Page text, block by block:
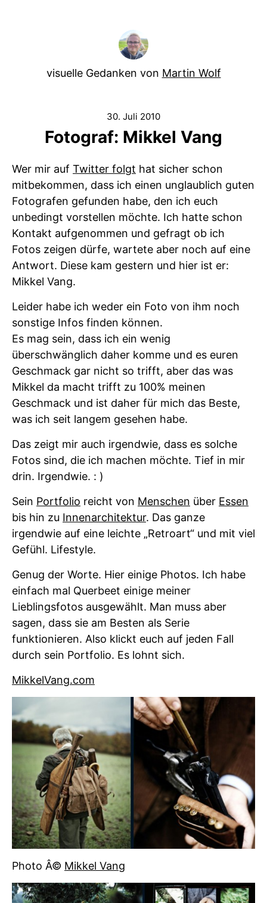
visuelle Gedanken von Martin Wolf
30. Juli 2010
Fotograf: Mikkel Vang
Wer mir auf Twitter folgt hat sicher schon
mitbekommen, dass ich einen unglaublich guten
Fotografen gefunden habe, den ich euch
unbedingt vorstellen möchte. Ich hatte schon
Kontakt aufgenommen und gefragt ob ich
Fotos zeigen dürfe, wartete aber noch auf eine
Antwort. Diese kam gestern und hier ist er:
Mikkel Vang.
Leider habe ich weder ein Foto von ihm noch
sonstige Infos finden können.
Es mag sein, dass ich ein wenig
überschwänglich daher komme und es euren
Geschmack gar nicht so trifft, aber das was
Mikkel da macht trifft zu 100% meinen
Geschmack und ist daher für mich das Beste,
was ich seit langem gesehen habe.
Das zeigt mir auch irgendwie, dass es solche
Fotos sind, die ich machen möchte. Tief in mir
drin. Irgendwie. : )
Sein Portfolio reicht von Menschen über Essen
bis hin zu Innenarchitektur. Das ganze
irgendwie auf eine leichte „Retroart“ und mit viel
Gefühl. Lifestyle.
Genug der Worte. Hier einige Photos. Ich habe
einfach mal Querbeet einige meiner
Lieblingsfotos ausgewählt. Man muss aber
sagen, dass sie am Besten als Serie
funktionieren. Also klickt euch auf jeden Fall
durch sein Portfolio. Es lohnt sich.
MikkelVang.com
Photo Â© Mikkel Vang